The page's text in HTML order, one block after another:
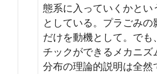
態系に入っていくかとい
としている。プラごみの
だけを動機として。でも
チックができるメカニズ
分布の理論的説明は全然